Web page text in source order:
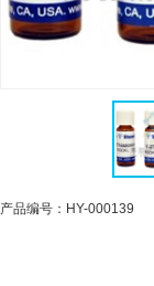
产品编号：HY-000139